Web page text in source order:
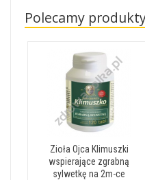
Polecamy
Zioła Ojca Klimuszki
wspierające zgrabną
sylwetkę na 2m-ce